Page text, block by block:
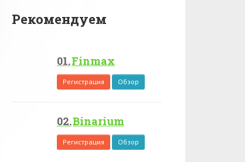
Рекомендуем
Finmax
Регистрация Обзор
Binarium
Регистрация Обзор